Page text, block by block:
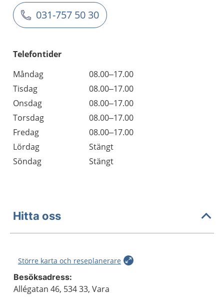
031-757 50 30
Telefontider
Måndag
08.00–17.00
Tisdag
08.00–17.00
Onsdag
08.00–17.00
Torsdag
08.00–17.00
Fredag
08.00–17.00
Lördag
Stängt
Söndag
Stängt
Hitta oss
Större karta och reseplanerare
Besöksadress:
Allégatan 46, 534 33, Vara